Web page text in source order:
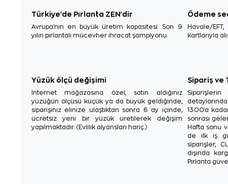
Türkiye'de Pırlanta ZEN'dir
Avrupa'nın en büyük üretim kapasitesi. Son 9
yılın pırlantalı mücevher ihracat şampiyonu.
Ödeme
Havale/
kartlarıyla
Yüzük ölçü değişimi
İnternet mağazasına özel, satın aldığınız
yüzüğün ölçüsü küçük ya da büyük geldiğinde,
siparişiniz elinize ulaştıktan sonra 6 ay içinde,
ücretsiz yeni bir yüzük üretilerek değişim
yapılmaktadır. (Evlilik alyansları hariç.)
Sipariş ve
13.00'a
sonrası
Hafta sonu
de ilk iş
siparişler,
dışında
Pırlanta